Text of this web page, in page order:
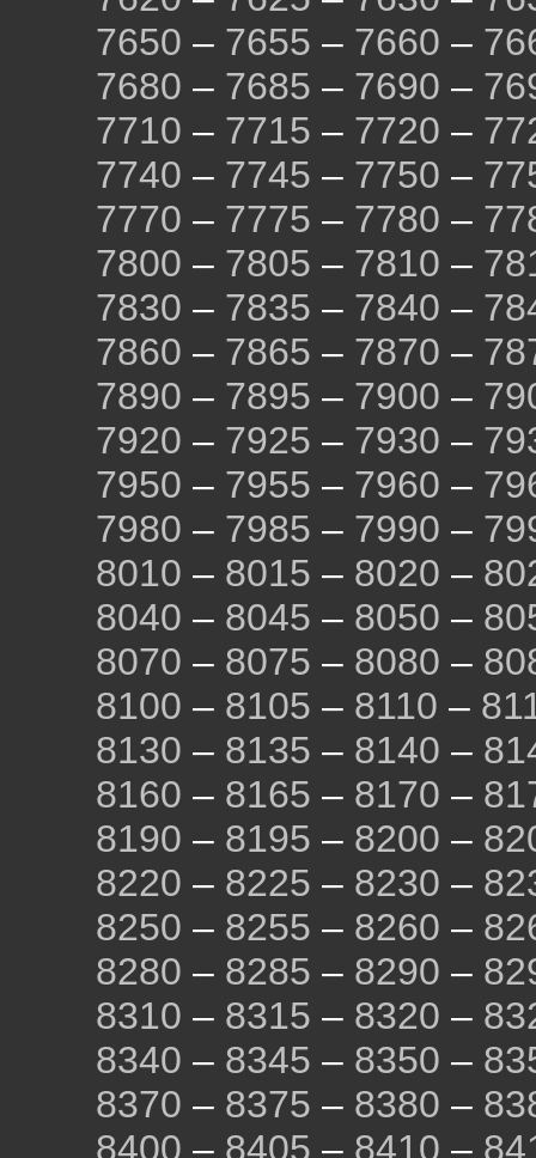
7650 – 7655 – 7660 –
7680 – 7685 – 7690 –
7710 – 7715 – 7720 –
7740 – 7745 – 7750 –
7770 – 7775 – 7780 –
7800 – 7805 – 7810 –
7830 – 7835 – 7840 –
7860 – 7865 – 7870 –
7890 – 7895 – 7900 –
7920 – 7925 – 7930 –
7950 – 7955 – 7960 –
7980 – 7985 – 7990 –
8010 – 8015 – 8020 –
8040 – 8045 – 8050 –
8070 – 8075 – 8080 –
8100 – 8105 – 8110 –
8130 – 8135 – 8140 –
8160 – 8165 – 8170 –
8190 – 8195 – 8200 –
8220 – 8225 – 8230 –
8250 – 8255 – 8260 –
8280 – 8285 – 8290 –
8310 – 8315 – 8320 –
8340 – 8345 – 8350 –
8370 – 8375 – 8380 –
8400 – 8405 – 8410 –